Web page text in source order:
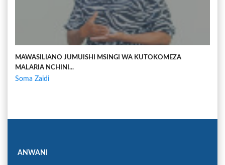
MAWASILIANO JUMUISHI MSINGI WA KUTOKOMEZA
MALARIA NCHINI...
Soma Zaidi
ANWANI